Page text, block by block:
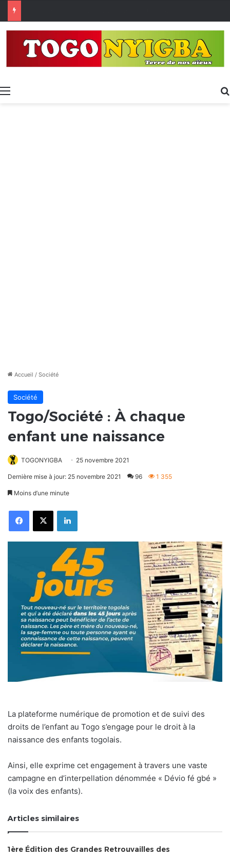
Menu
Accueil / Société
Société
Togo/Société : À chaque
enfant une naissance
TOGONYIGBA 25 novembre 2021
Dernière mise à jour: 25 novembre 2021 96 1 355
Moins d’une minute
FacebookX Linkedin
La plateforme numérique de promotion et de suivi des
droits de l’enfant au Togo s’engage pour le droit à la
naissance des enfants togolais.
Ainsi, elle exprime cet engagement à travers une vaste
campagne en d’interpellation dénommée « Dévio fé gbé »
(la voix des enfants).
Articles similaires
1ère Édition des Grandes Retrouvailles des